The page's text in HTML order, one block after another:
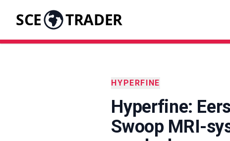
SCE TRADER
HYPERFINE
Hyperfine:
Swoop MRI-